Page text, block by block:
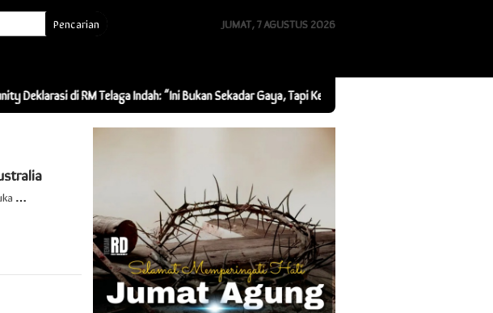
Pencarian JUMAT, 7 AGUSTUS 2026
di RM Telaga Indah: “Ini Bukan Sekadar Gaya, Tapi Kebersamaan”
…